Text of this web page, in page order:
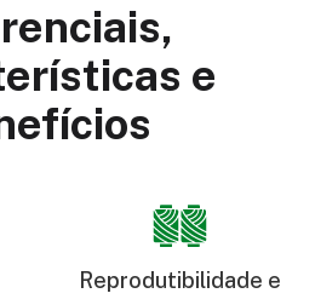
e
Reprodutibilidade e